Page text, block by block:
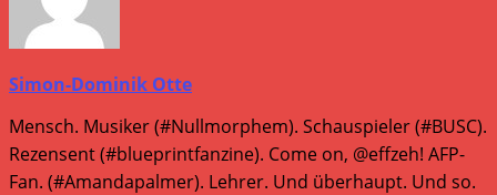
Simon-Dominik Otte
Mensch. Musiker (#Nullmorphem). Schauspieler (#BUSC).
Rezensent (#blueprintfanzine). Come on, @effzeh! AFP-
Fan. (#Amandapalmer). Lehrer. Und überhaupt. Und so.